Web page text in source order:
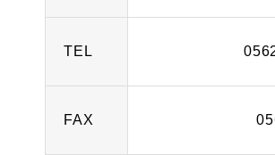
TEL
FAX